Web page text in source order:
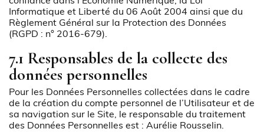
Informatique et Liberté du 06 Août 2004 ainsi que du
Règlement Général sur la Protection des Données
(RGPD : n° 2016-679).
7.1 Responsables de la collecte des
données personnelles
Pour les Données Personnelles collectées dans le cadre
de la création du compte personnel de l’Utilisateur et de
sa navigation sur le Site, le responsable du traitement
des Données Personnelles est : Aurélie Rousselin.